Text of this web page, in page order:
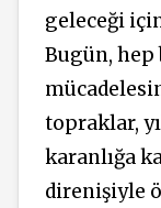
geleceği
Bugün,
topraklar,
karanlığa
direnişiyle